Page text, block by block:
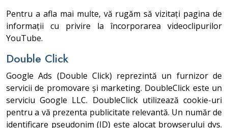
Pentru a afla mai multe, vă rugăm să vizitați pagina de
informații cu privire la încorporarea videoclipurilor
YouTube.
Double Click
Google Ads (Double Click) reprezintă un furnizor de
servicii de promovare și marketing. DoubleClick este un
serviciu Google LLC. DoubleClick utilizează cookie-uri
pentru a vă prezenta publicitate relevantă. Un număr de
identificare pseudonim (ID) este alocat browserului dvs.